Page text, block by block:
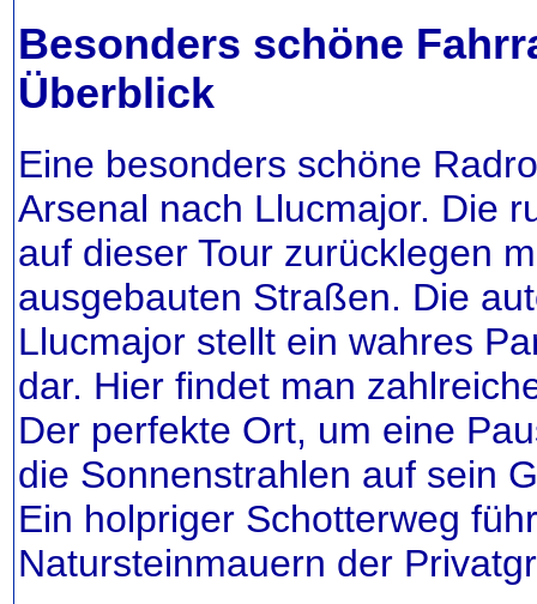
Besonders schöne
Überblick
Eine besonders schöne
Arsenal nach Llucmajor. Die
auf dieser Tour zurücklegen
ausgebauten Straßen. Die
Llucmajor stellt ein wahres
dar. Hier findet man
Der perfekte Ort, um eine
die Sonnenstrahlen auf sein
Ein holpriger Schotterweg
Natursteinmauern der